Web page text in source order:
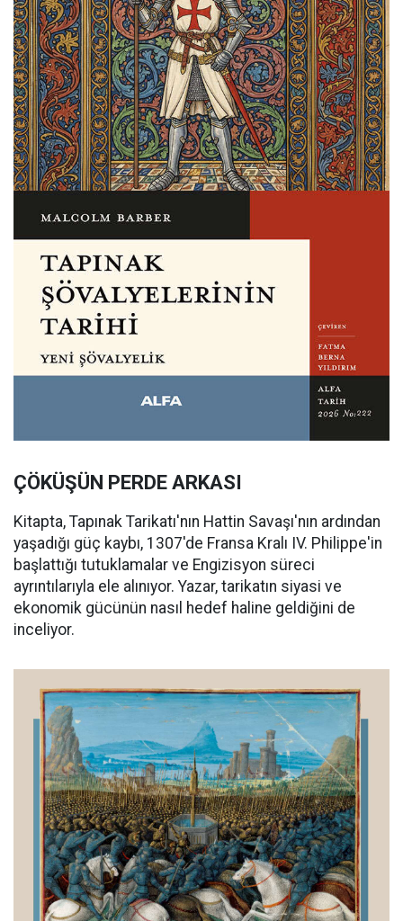
ÇÖKÜŞÜN PERDE ARKASI
Kitapta, Tapınak Tarikatı'nın Hattin Savaşı'nın ardından
yaşadığı güç kaybı, 1307'de Fransa Kralı IV. Philippe'in
başlattığı tutuklamalar ve Engizisyon süreci
ayrıntılarıyla ele alınıyor. Yazar, tarikatın siyasi ve
ekonomik gücünün nasıl hedef haline geldiğini de
inceliyor.